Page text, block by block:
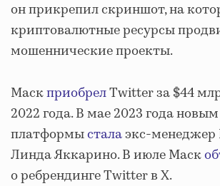
он прикрепил скриншот, на
криптовалютные ресурсы
мошеннические проекты.
МаскприобрелTwitter за $44
2022 года. В мае 2023 года новым
платформысталаэкс-менеджер
Линда Яккарино. В июле Маск
о ребрендинге Twitter в X.